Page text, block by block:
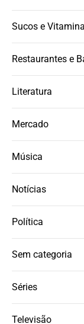
Sucos e
Restaurantes e
Literatura
Mercado
Música
Notícias
Política
Sem categoria
Séries
Televisão